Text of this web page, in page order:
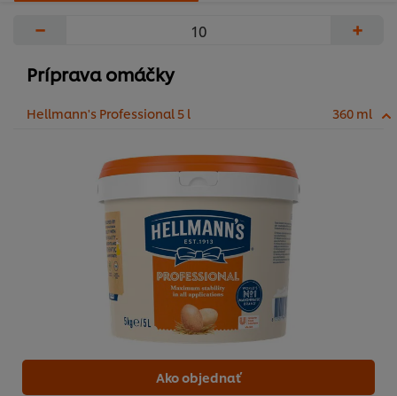
− +
Príprava omáčky
Hellmann's Professional 5 l 360 ml
Ako objednať